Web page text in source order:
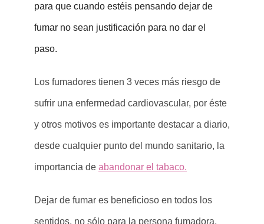
para que cuando estéis pensando dejar de
fumar no sean justificación para no dar el
paso.
Los fumadores tienen 3 veces más riesgo de
sufrir una enfermedad cardiovascular, por éste
y otros motivos es importante destacar a diario,
desde cualquier punto del mundo sanitario, la
importancia de abandonar el tabaco.
Dejar de fumar es beneficioso en todos los
sentidos, no sólo para la persona fumadora,